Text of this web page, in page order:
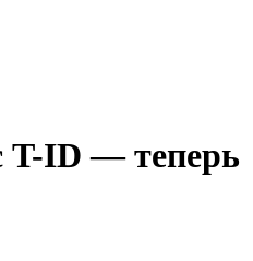
T-ID — теперь